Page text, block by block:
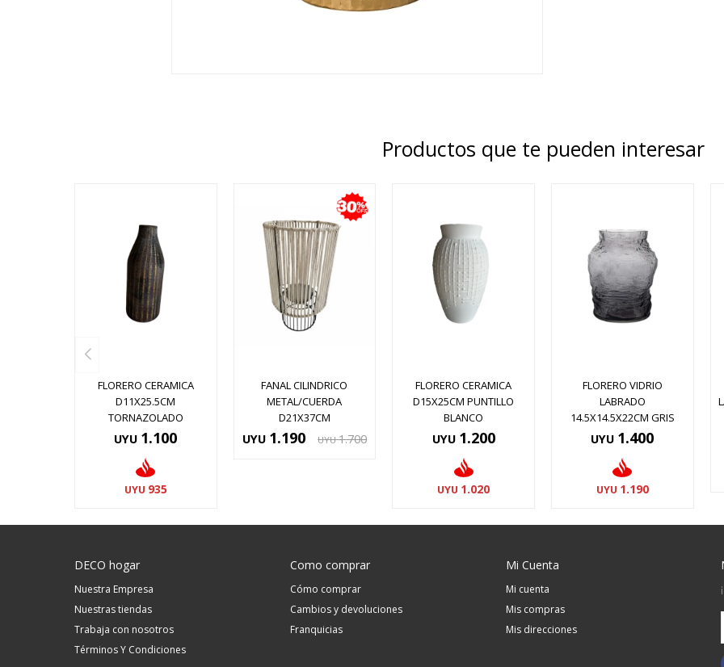
Productos que te pueden interesar
FLORERO CERAMICA
D11X25.5CM
TORNAZOLADO
UYU 1.100
UYU 935
FANAL CILINDRICO
METAL/CUERDA
D21X37CM
UYU 1.190 UYU 1.700
FLORERO CERAMICA
D15X25CM PUNTILLO
BLANCO
UYU 1.200
UYU 1.020
FLORERO VIDRIO
LABRADO
14.5X14.5X22CM GRIS
UYU 1.400
UYU 1.190
DECO hogar
Nuestra Empresa
Nuestras tiendas
Trabaja con nosotros
Términos Y Condiciones
Como comprar
Cómo comprar
Cambios y devoluciones
Franquicias
Mi Cuenta
Mi cuenta
Mis compras
Mis direcciones